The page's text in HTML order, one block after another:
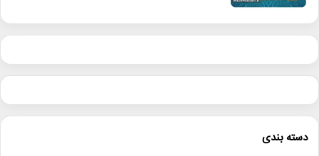
دسته بندی